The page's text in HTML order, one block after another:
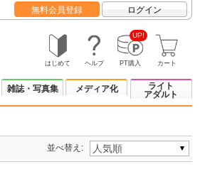
無料会員登録 ログイン
はじめて ヘルプ
UP!
PT購入 カート
雑誌・写真集 メディア化
ライト
アダルト
並べ替え: